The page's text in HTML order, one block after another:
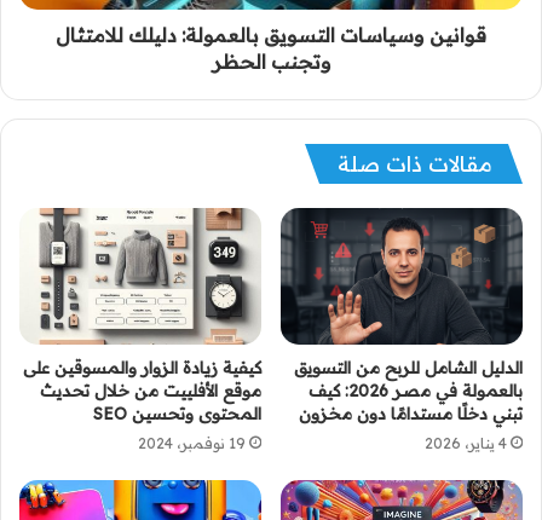
قوانين وسياسات التسويق بالعمولة: دليلك للامتثال
وتجنب الحظر
مقالات ذات صلة
الدليل الشامل للربح من التسويق
بالعمولة في مصر 2026: كيف
تبني دخلًا مستدامًا دون مخزون
4 يناير، 2026
كيفية زيادة الزوار والمسوقين على
موقع الأفلييت من خلال تحديث
المحتوى وتحسين SEO
19 نوفمبر، 2024